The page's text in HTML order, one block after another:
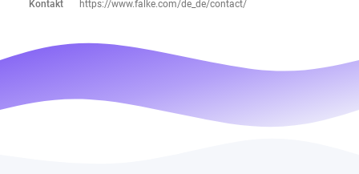
Kontakt
https://www.falke.com/de_de/contact/